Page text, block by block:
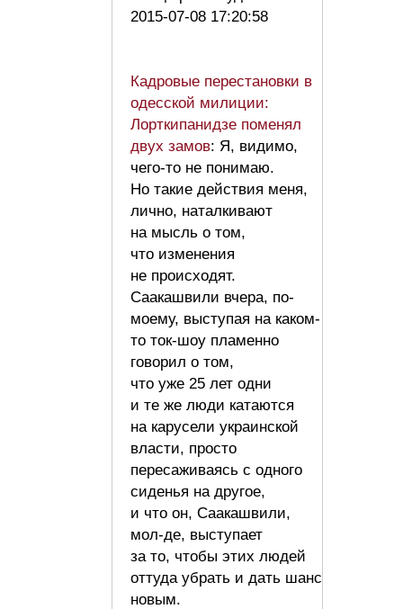
2015-07-08 17:20:58
Кадровые перестановки в
одесской милиции:
Лорткипанидзе поменял
двух замов: Я, видимо,
чего-то не понимаю.
Но такие действия меня,
лично, наталкивают
на мысль о том,
что изменения
не происходят.
Саакашвили вчера, по-
моему, выступая на каком-
то ток-шоу пламенно
говорил о том,
что уже 25 лет одни
и те же люди катаются
на карусели украинской
власти, просто
пересаживаясь с одного
сиденья на другое,
и что он, Саакашвили,
мол-де, выступает
за то, чтобы этих людей
оттуда убрать и дать шанс
новым.